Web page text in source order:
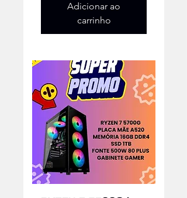
Adicionar ao
carrinho